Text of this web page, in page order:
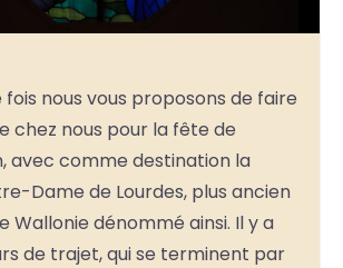
fois nous vous proposons de faire
chez nous pour la fête de
avec comme destination la
Dame de Lourdes, plus ancien
Wallonie dénommé ainsi. Il y a
de trajet, qui se terminent par